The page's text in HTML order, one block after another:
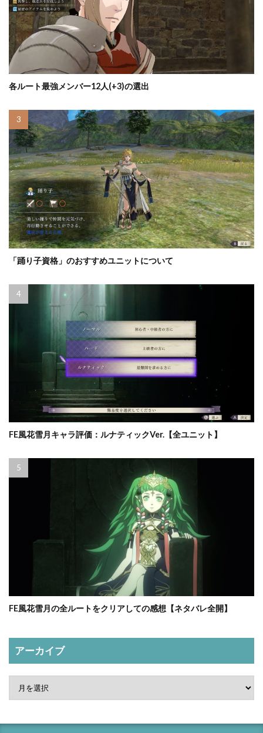
各ルート最強メンバー12人(+3)の選出
「踊り子資格」のおすすめユニットについて
FE風花雪月キャラ評価：ルナティックVer.【全ユニット】
FE風花雪月の全ルートをクリアしての感想【ネタバレ全開】
アーカイブ